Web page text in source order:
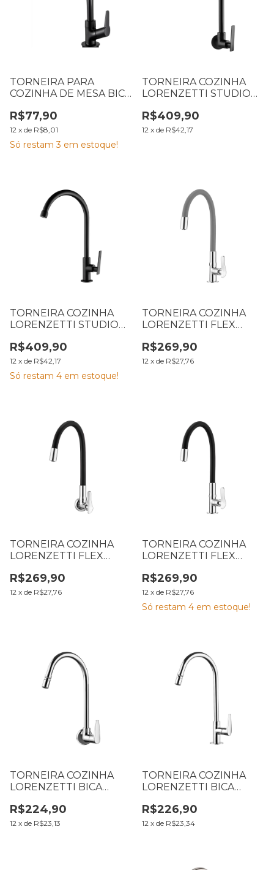
TORNEIRA PARA
COZINHA DE MESA BICA
PRETO FOSCO
LORENZETTI
R$77,90
12 x de R$8,01
Só restam3 em estoque!
TORNEIRA COZINHA
LORENZETTI STUDIO
7048648
R$409,90
12 x de R$42,17
TORNEIRA COZINHA
LORENZETTI STUDIO
7048646
R$409,90
12 x de R$42,17
Só restam 4 em estoque!
TORNEIRA COZINHA
LORENZETTI FLEX
LORENZETTI 1177 G27
7011211
R$269,90
12 x de R$27,76
TORNEIRA COZINHA
LORENZETTI FLEX
7048533
R$269,90
12 x de R$27,76
TORNEIRA COZINHA
LORENZETTI FLEX
7048531
R$269,90
12 x de R$27,76
Só restam 4 em estoque!
TORNEIRA COZINHA
LORENZETTI BICA
LORENZETTI 1168 C32
JOY 7011208
R$224,90
12 x de R$23,13
TORNEIRA COZINHA
LORENZETTI BICA
JOY 7011206
R$226,90
12 x de R$23,34